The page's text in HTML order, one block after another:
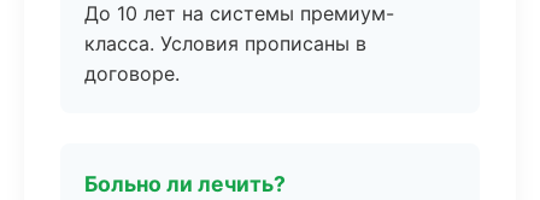
До 10 лет на системы премиум-
класса. Условия прописаны в
договоре.
Больно ли лечить?